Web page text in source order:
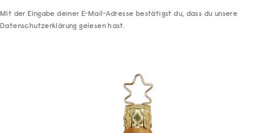
Mit der Eingabe deiner E-Mail-Adresse bestätigst du, dass du unsere
Datenschutzerklärung gelesen hast.